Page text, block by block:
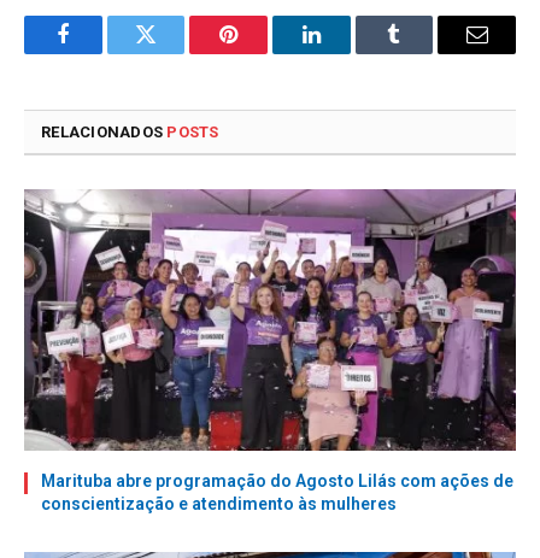
FacebookTwitter Pinterest LinkedInTumblr
E-
RELACIONADOS POSTS
Marituba abre programação do Agosto Lilás com ações de
conscientização e atendimento às mulheres